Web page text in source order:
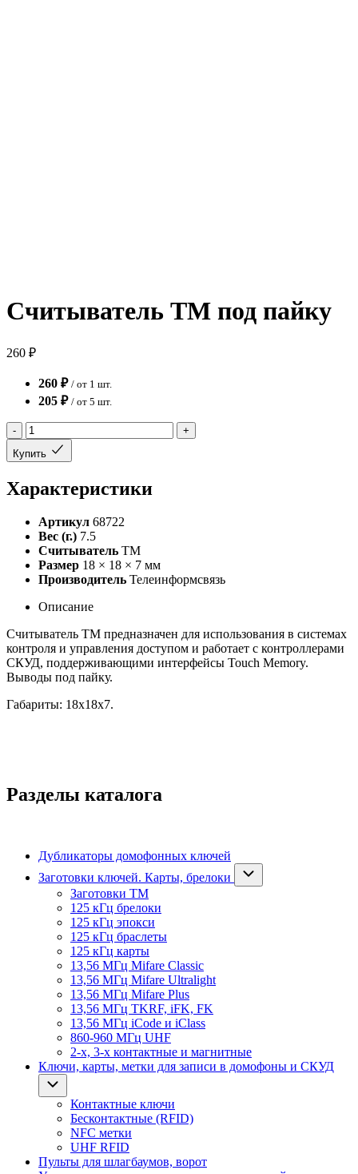
Считыватель TM под пайку
260 ₽
260 ₽ / от 1 шт.
205 ₽ / от 5 шт.
-
+
Купить
Характеристики
Артикул 68722
Вес (г.) 7.5
Считыватель TM
Размер 18 × 18 × 7 мм
Производитель Телеинформсвязь
Описание
Считыватель TM предназначен для использования в системах
контроля и управления доступом и работает с контроллерами
СКУД, поддерживающими интерфейсы Touch Memory.
Выводы под пайку.
Габариты: 18х18х7.
Разделы каталога
Дубликаторы домофонных ключей
Заготовки ключей. Карты, брелоки
Заготовки ТМ
125 кГц брелоки
125 кГц эпокси
125 кГц браслеты
125 кГц карты
13,56 МГц Mifare Classic
13,56 МГц Mifare Ultralight
13,56 МГц Mifare Plus
13,56 МГц TKRF, iFK, FK
13,56 МГц iCode и iClass
860-960 МГц UHF
2-х, 3-х контактные и магнитные
Ключи, карты, метки для записи в домофоны и СКУД
Контактные ключи
Бесконтактные (RFID)
NFC метки
UHF RFID
Пульты для шлагбаумов, ворот